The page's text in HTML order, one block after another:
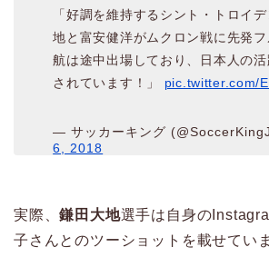
「好調を維持するシント・トロイ
地と富安健洋がムクロン戦に先発
航は途中出場しており、日本人の活
されています！」 pic.twitter.com/
— サッカーキング
6, 2018
実際、鎌田大地選手は自身の
子さんとのツーショットを載せてい